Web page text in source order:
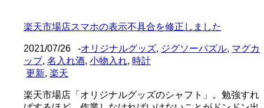
楽天市場店スマホの表示不具合を修正しました
2021/07/26 -オリジナルグッズ, ジグソーパズル, マグカ
ップ, 名入れ酒, 小物入れ, 時計
更新, 楽天
楽天市場店「オリジナルグッズのシャフト」。勉強すれ